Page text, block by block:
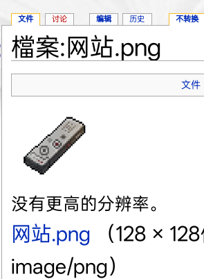
檔案:网站.png
文件
没有更高的分辨率。
网站.png
（128 ×
image/png）
文件 讨论 编辑 历史 不转换